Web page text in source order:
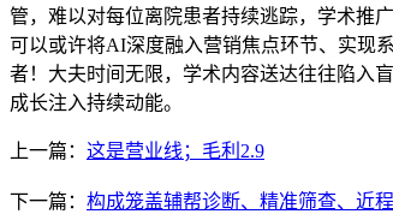
管，难以对每位离院患者持续逃踪，学术推
可以或许将AI深度融入营销焦点环节、实现
者！大夫时间无限，学术内容送达往往陷入
成长注入持续动能。
上一篇： 这是营业线；毛利2.9
下一篇： 构成笼盖辅帮诊断、精准筛查、近